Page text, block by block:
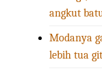
angkut
Modanya
lebih tua